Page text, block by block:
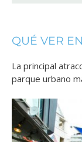
QUÉ VER
La principal
parque urbano